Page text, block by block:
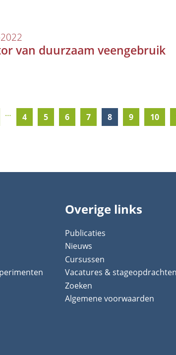
van duurzaam veengebruik
… Pagina
4 Pagina
5 Pagina
6 Pagina
7
Current
page
8 Pagina
9 10
Overige links
Publicaties
Nieuws
Cursussen
Vacatures & stageopdrachten
Zoeken
Algemene voorwaarden